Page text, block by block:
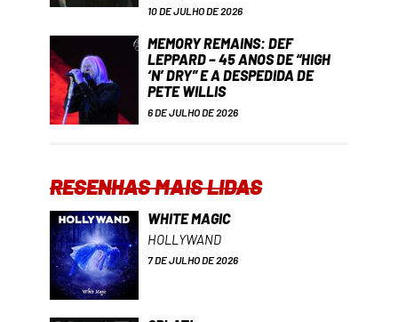
10 DE JULHO DE 2026
MEMORY REMAINS: DEF
LEPPARD – 45 ANOS DE “HIGH
‘N’ DRY” E A DESPEDIDA DE
PETE WILLIS
6 DE JULHO DE 2026
RESENHAS MAIS LIDAS
WHITE MAGIC
HOLLYWAND
7 DE JULHO DE 2026